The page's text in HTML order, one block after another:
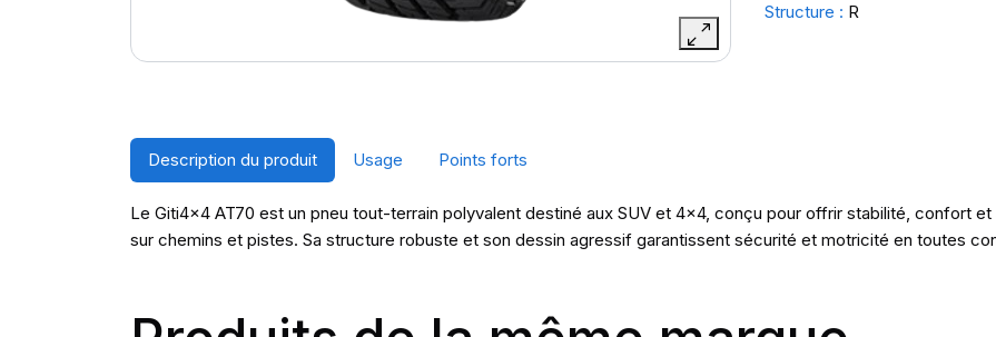
Structure : R
Description du produit Usage Points forts
Le Giti4x4 AT70 est un pneu tout-terrain polyvalent destiné aux SUV et 4x4, conçu pour offrir stabilité, confort
sur chemins et pistes. Sa structure robuste et son dessin agressif garantissent sécurité et motricité en toutes